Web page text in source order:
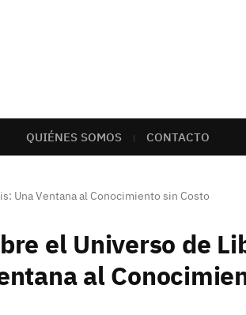
QUIÉNES SOMOS CONTACTO
Una Ventana al Conocimiento sin Costo
el Universo de
al